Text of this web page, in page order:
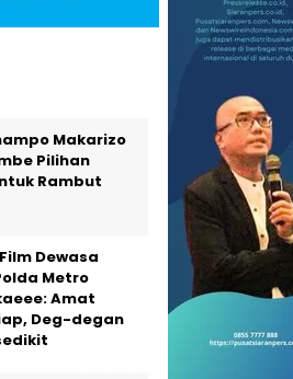
Makarizo
Pilihan
Rambut
Dewasa
Metro
Amat
Deg-degan